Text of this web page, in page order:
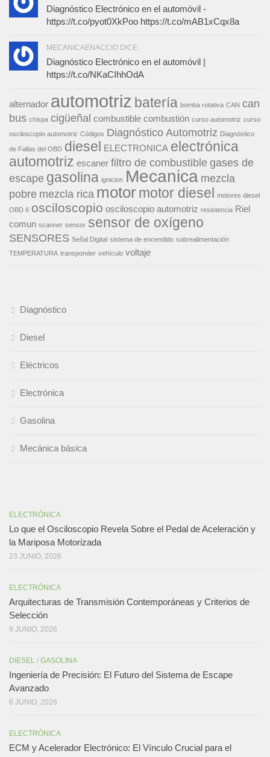
Diagnóstico Electrónico en el automóvil -
https://t.co/pyot0XkPoo https://t.co/mAB1xCqx8a
MECANICAENACCIO DICE:
Diagnóstico Electrónico en el automóvil |
https://t.co/NKaCIhhOdA
alternador automotriz batería bomba rotativa CAN can
bus chispa cigüeñal combustible combustión curso automotriz curso
osciloscopio automotriz Códigos Diagnóstico Automotriz Diagnóstico
de Fallas del OBD diesel ELECTRONICA electrónica
automotriz escaner filtro de combustible gases de
escape gasolina ignicion Mecanica mezcla
pobre mezcla rica motormotor diesel
motores diesel
OBD II osciloscopio osciloscopio automotriz resistencia Riel
comun scanner sensor sensor de oxígeno
SENSORES Señal Digital sistema de encendido sobrealimentación
TEMPERATURA transponder vehículo voltaje
Diagnóstico
Diesel
Eléctricos
Electrónica
Gasolina
Mecánica básica
ELECTRÓNICA
Lo que el Osciloscopio Revela Sobre el Pedal de Aceleración y
la Mariposa Motorizada
23 JUNIO, 2026
ELECTRÓNICA
Arquitecturas de Transmisión Contemporáneas y Criterios de
Selección
9 JUNIO, 2026
DIESEL / GASOLINA
Ingeniería de Precisión: El Futuro del Sistema de Escape
Avanzado
6 JUNIO, 2026
ELECTRÓNICA
ECM y Acelerador Electrónico: El Vínculo Crucial para el